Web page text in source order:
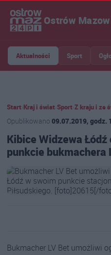
Ostrów
Aktualności Sport
Start Kraj i świat Sport Z kraju i ze
Opublikowano 09.07.2019, godz.
Kibice Widzewa
punkcie bukmachera
Bukmacher LV Bet umożliwi